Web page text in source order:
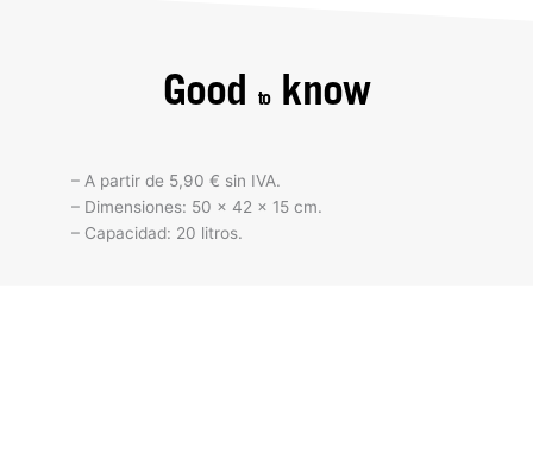
Good toknow
– A partir de 5,90 € sin IVA.
– Dimensiones: 50 x 42 x 15 cm.
– Capacidad: 20 litros.